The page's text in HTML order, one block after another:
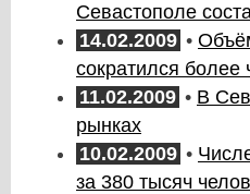
Севастополе
14.02.2009 •
сократился более
11.02.2009 • В
рынках
10.02.2009 •
за 380 тысяч